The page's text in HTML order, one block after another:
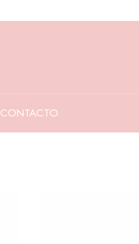
CONTACTO